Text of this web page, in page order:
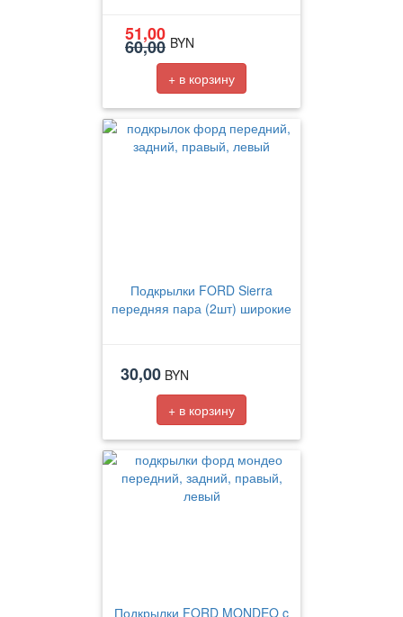
51,00
60,00 BYN
+ в корзину
Подкрылки FORD Sierra
передняя пара (2шт) широкие
30,00 BYN
+ в корзину
Подкрылки FORD MONDEO c